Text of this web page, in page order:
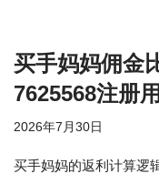
买手妈妈佣金
7625568注册
2026年7月30日
买手妈妈的返利计算逻